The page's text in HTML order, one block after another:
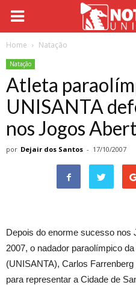
Home Natação
Natação
Atleta
UNISANTA
nos Jogos
por Dejair dos Santos - 17/10/2007
Depois do enorme sucesso nos
2007, o nadador paraolímpico
(UNISANTA), Carlos
para representar a Cidade de